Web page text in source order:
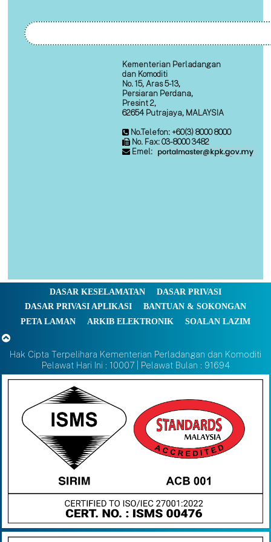
Kementerian Perladangan
dan Komoditi
No. 15, Aras 5-13,
Persiaran Perdana,
Presint 2,
62654 Putrajaya, MALAYSIA
No.Telefon: +60(3) 8000 8000
No. Fax: 03-8000 3482
Emel:
DASAR KESELAMATAN
DASAR PRIVASI
DASAR PRIVASI APLIKASI
BANTUAN & SOKONGAN
PETA LAMAN
ARKIB ELEKTRONIK SOALAN LAZIM
Hak Cipta Terpelihara Kementerian Perladangan dan Komoditi
Pelawat Hari Ini : 10007 | Pelawat Bulan : 91694